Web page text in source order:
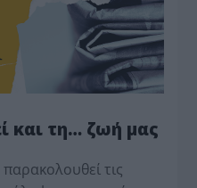
και τη… ζωή μας
τις